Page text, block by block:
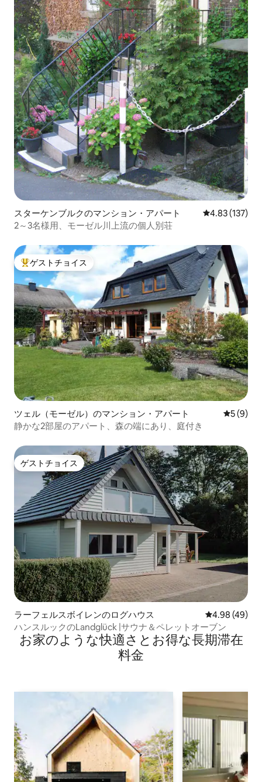
スターケンブルクのマンション・アパート レビュー137
4.83 (137)
2～3名様用、モーゼル川上流の個人別荘
大好評のゲストチョイスです。
ゲストチョイス
ツェル（モーゼル）のマンション・アパート レビュー
5 (9)
静かな2部屋のアパート、森の端にあり、庭付き
ゲストチョイス
ゲストチョイス
ラーフェルスボイレンのログハウス レビュー49
4.98 (49)
ハンスルックのLandglück |サウナ＆ペレットオーブン
お家のような快⁠適⁠さ⁠とお⁠得⁠な長⁠期⁠滞⁠在
料⁠金